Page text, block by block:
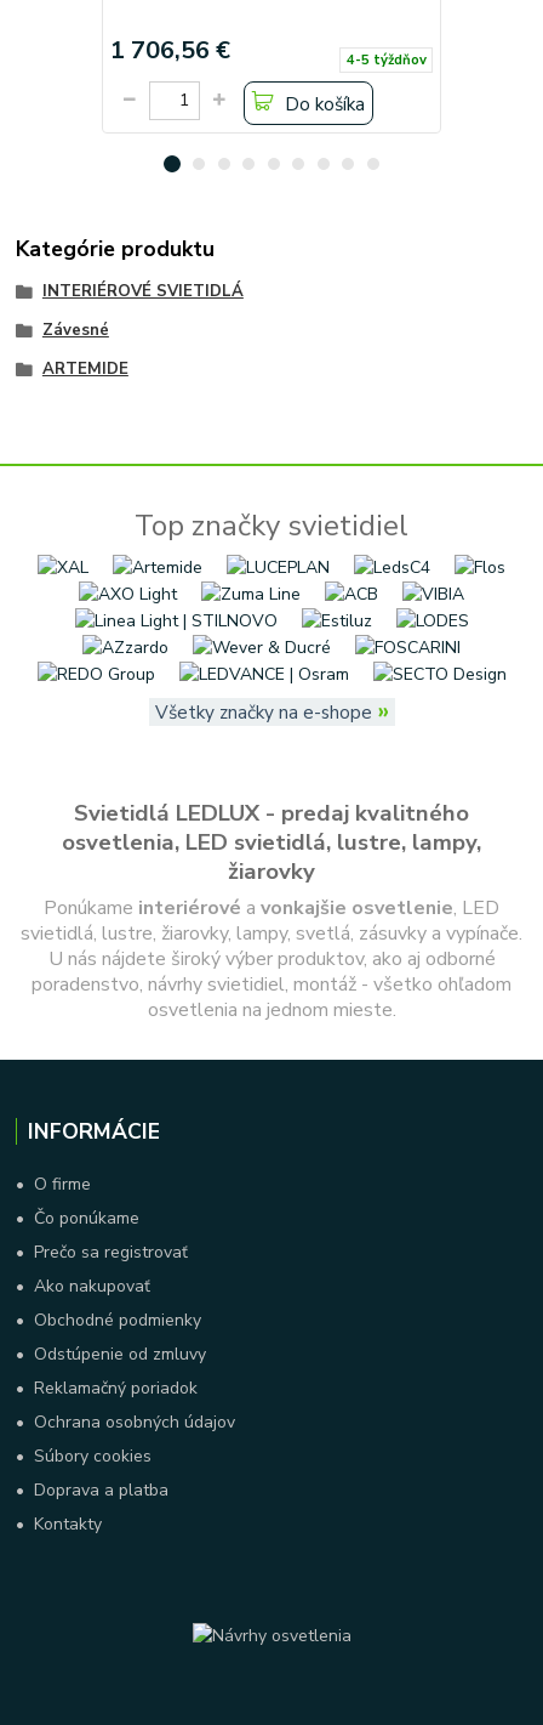
1 706,56 € 4-5 týždňov
Do košíka
Kategórie produktu
INTERIÉROVÉ SVIETIDLÁ
Závesné
ARTEMIDE
Top značky svietidiel
Všetky značky na e-shope »
Svietidlá LEDLUX - predaj kvalitného
osvetlenia, LED svietidlá, lustre, lampy,
žiarovky
Ponúkame interiérové a vonkajšie osvetlenie, LED
svietidlá, lustre, žiarovky, lampy, svetlá, zásuvky a vypínače.
U nás nájdete široký výber produktov, ako aj odborné
poradenstvo, návrhy svietidiel, montáž - všetko ohľadom
osvetlenia na jednom mieste.
INFORMÁCIE
• O firme
• Čo ponúkame
•Prečo sa registrovať
•Ako nakupovať
• Obchodné podmienky
• Odstúpenie od zmluvy
•Reklamačný poriadok
• Ochrana osobných údajov
•Súbory cookies
•Doprava a platba
•Kontakty